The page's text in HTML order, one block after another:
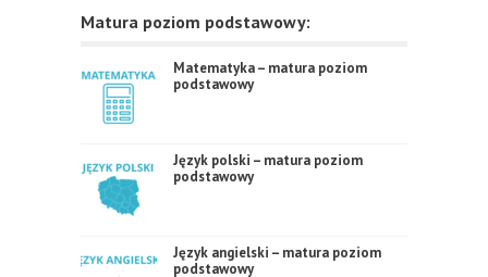
Matura poziom podstawowy:
Matematyka – matura poziom
podstawowy
Język polski – matura poziom
podstawowy
Język angielski – matura poziom
podstawowy